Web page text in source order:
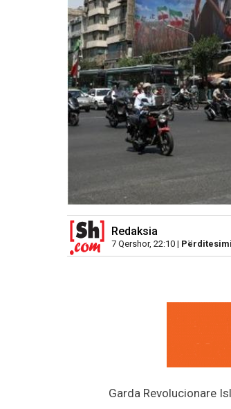
Redaksia
7 Qershor, 22:10 |
Garda Revolucionare